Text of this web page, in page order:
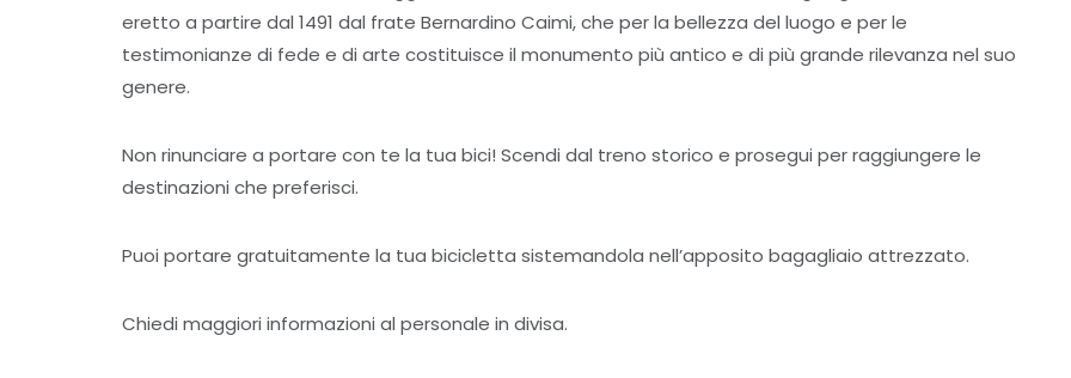
eretto a partire dal 1491 dal frate Bernardino Caimi, che per la bellezza del luogo e per le
testimonianze di fede e di arte costituisce il monumento più antico e di più grande rilevanza nel suo
genere.
Non rinunciare a portare con te la tua bici! Scendi dal treno storico e prosegui per raggiungere le
destinazioni che preferisci.
Puoi portare gratuitamente la tua bicicletta sistemandola nell’apposito bagagliaio attrezzato.
Chiedi maggiori informazioni al personale in divisa.